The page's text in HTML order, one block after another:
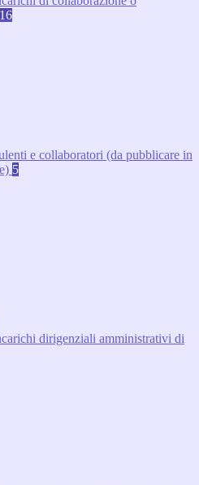
16
e collaboratori (da pubblicare in
5
dirigenziali amministrativi di